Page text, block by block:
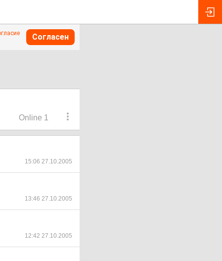
Согласен
Online 1
15:06 27.10.2005
13:46 27.10.2005
12:42 27.10.2005